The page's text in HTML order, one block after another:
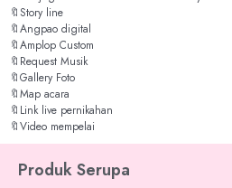
🔖Story line
🔖Angpao digital
🔖Amplop Custom
🔖Request Musik
🔖Gallery Foto
🔖Map acara
🔖Link live pernikahan
🔖Video mempelai
Produk Serupa